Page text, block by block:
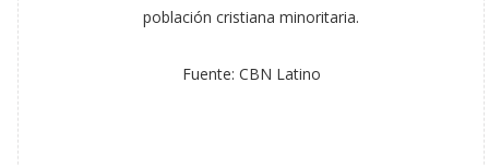
población cristiana minoritaria.
Fuente: CBN Latino